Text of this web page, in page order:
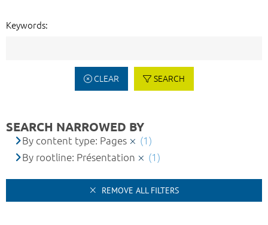
Keywords:
CLEAR SEARCH
SEARCH NARROWED BY
By content type: Pages
(1)
By rootline: Présentation
(1)
REMOVE ALL FILTERS